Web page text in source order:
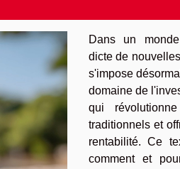
Dans un
dicte de
s'impose
domaine de
qui
traditionnels et
rentabilité. Ce
comment et